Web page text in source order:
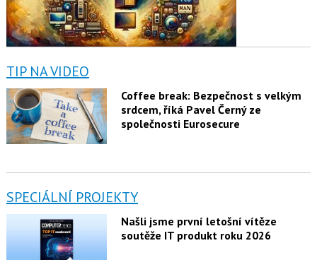
TIP NA VIDEO
Coffee break: Bezpečnost s velkým
srdcem, říká Pavel Černý ze
společnosti Eurosecure
SPECIÁLNÍ PROJEKTY
Našli jsme první letošní vítěze
soutěže IT produkt roku 2026